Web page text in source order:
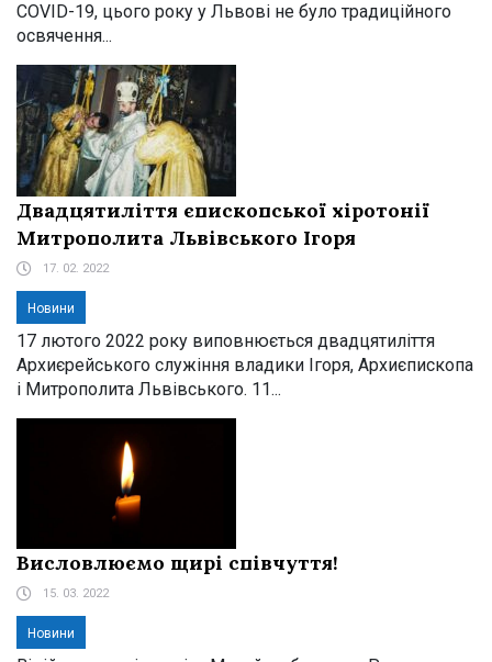
COVID-19, цього року у Львові не було традиційного
освячення...
Двадцятиліття єпископської хіротонії
Митрополита Львівського Ігоря
17. 02. 2022
Новини
17 лютого 2022 року виповнюється двадцятиліття
Архиєрейського служіння владики Ігоря, Архиєпископа
і Митрополита Львівського. 11...
Висловлюємо щирі співчуття!
15. 03. 2022
Новини